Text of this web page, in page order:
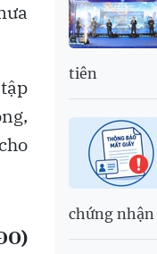
tiên
chứng nhận